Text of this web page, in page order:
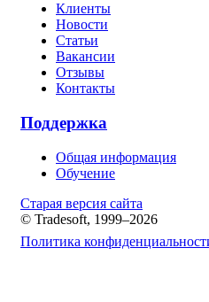
Клиенты
Новости
Статьи
Вакансии
Отзывы
Контакты
Поддержка
Общая информация
Обучение
Старая версия сайта
© Tradesoft, 1999–2026
Политика